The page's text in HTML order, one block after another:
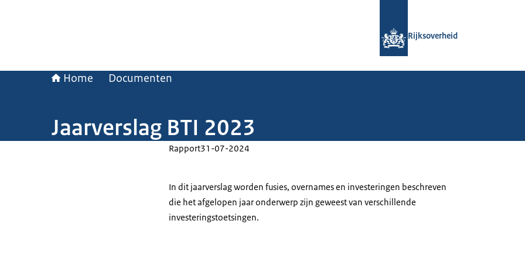
Rijksoverheid
Home Documenten
Jaarverslag BTI 2023
Rapport31-07-2024
In dit jaarverslag worden fusies, overnames en investeringen beschreven
die het afgelopen jaar onderwerp zijn geweest van verschillende
investeringstoetsingen.